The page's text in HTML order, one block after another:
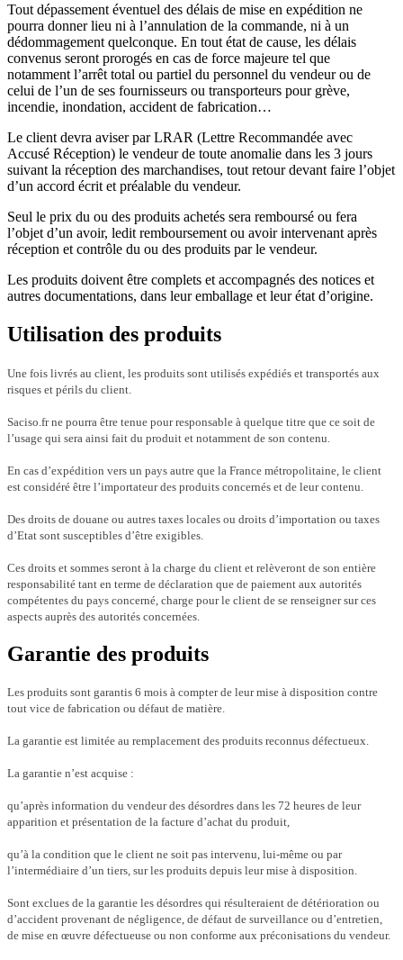
Tout dépassement éventuel des délais de mise en expédition ne
pourra donner lieu ni à l’annulation de la commande, ni à un
dédommagement quelconque. En tout état de cause, les délais
convenus seront prorogés en cas de force majeure tel que
notamment l’arrêt total ou partiel du personnel du vendeur ou de
celui de l’un de ses fournisseurs ou transporteurs pour grève,
incendie, inondation, accident de fabrication…
Le client devra aviser par LRAR (Lettre Recommandée avec
Accusé Réception) le vendeur de toute anomalie dans les 3 jours
suivant la réception des marchandises, tout retour devant faire l’objet
d’un accord écrit et préalable du vendeur.
Seul le prix du ou des produits achetés sera remboursé ou fera
l’objet d’un avoir, ledit remboursement ou avoir intervenant après
réception et contrôle du ou des produits par le vendeur.
Les produits doivent être complets et accompagnés des notices et
autres documentations, dans leur emballage et leur état d’origine.
Utilisation des produits
Une fois livrés au client, les produits sont utilisés expédiés et transportés aux
risques et périls du client.
Saciso.fr ne pourra être tenue pour responsable à quelque titre que ce soit de
l’usage qui sera ainsi fait du produit et notamment de son contenu.
En cas d’expédition vers un pays autre que la France métropolitaine, le client
est considéré être l’importateur des produits concernés et de leur contenu.
Des droits de douane ou autres taxes locales ou droits d’importation ou taxes
d’Etat sont susceptibles d’être exigibles.
Ces droits et sommes seront à la charge du client et relèveront de son entière
responsabilité tant en terme de déclaration que de paiement aux autorités
compétentes du pays concerné, charge pour le client de se renseigner sur ces
aspects auprès des autorités concernées.
Garantie des produits
Les produits sont garantis 6 mois à compter de leur mise à disposition contre
tout vice de fabrication ou défaut de matière.
La garantie est limitée au remplacement des produits reconnus défectueux.
La garantie n’est acquise :
qu’après information du vendeur des désordres dans les 72 heures de leur
apparition et présentation de la facture d’achat du produit,
qu’à la condition que le client ne soit pas intervenu, lui-même ou par
l’intermédiaire d’un tiers, sur les produits depuis leur mise à disposition.
Sont exclues de la garantie les désordres qui résulteraient de détérioration ou
d’accident provenant de négligence, de défaut de surveillance ou d’entretien,
de mise en œuvre défectueuse ou non conforme aux préconisations du vendeur.